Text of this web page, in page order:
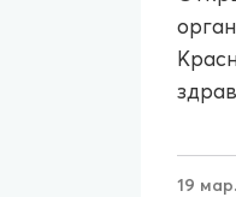
19